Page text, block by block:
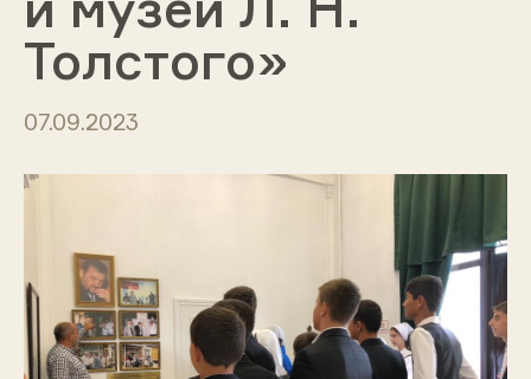
Толстого»
07.09.2023